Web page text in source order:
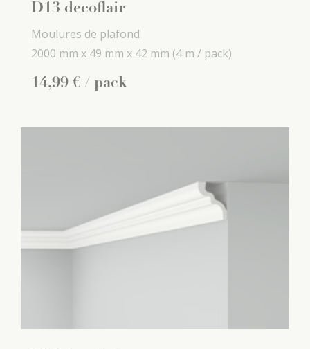
D13 decoflair
Moulures de plafond
2000 mm x 49 mm x 42 mm (4 m / pack)
14,99 € / pack